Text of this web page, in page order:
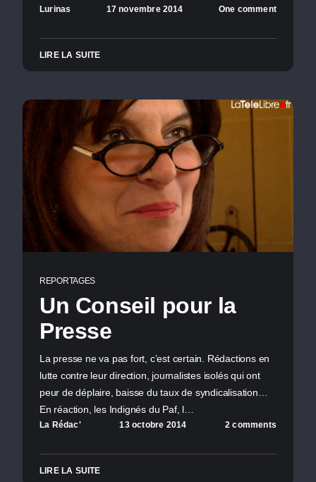
Lurinas 17 novembre 2014 One comment
LIRE LA SUITE
REPORTAGES
Un Conseil pour la
Presse
La presse ne va pas fort, c’est certain. Rédactions en
lutte contre leur direction, journalistes isolés qui ont
peur de déplaire, baisse du taux de syndicalisation…
En réaction, les Indignés du Paf, l…
La Rédac' 13 octobre 2014 2 comments
LIRE LA SUITE